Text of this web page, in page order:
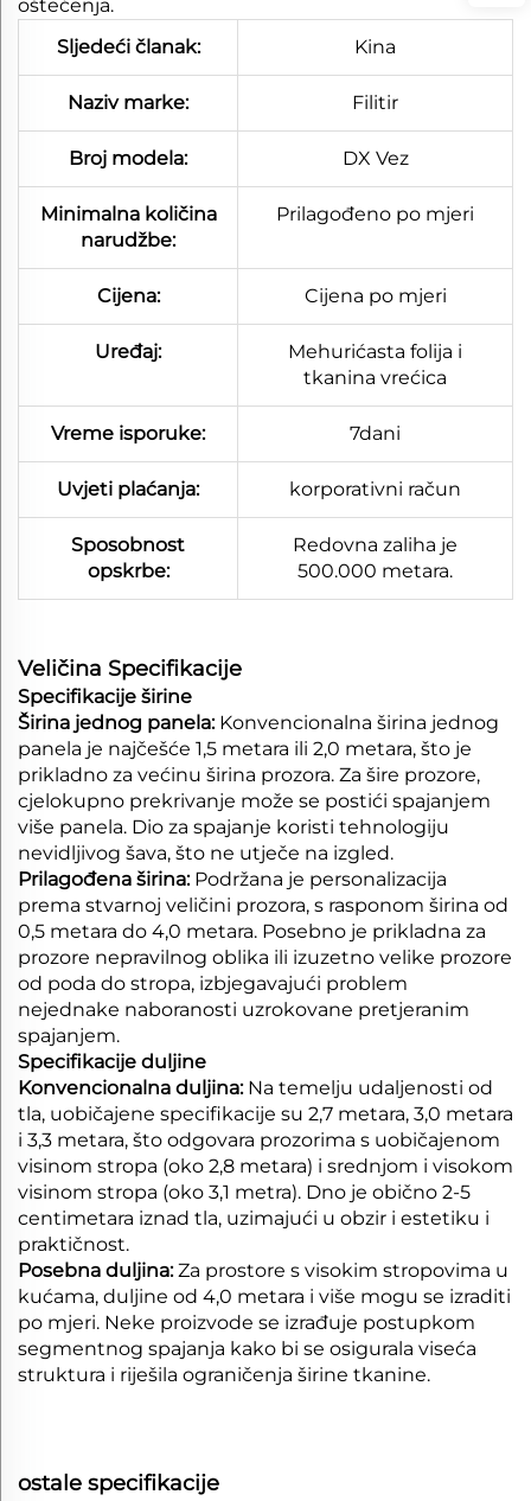
oštećenja.​
Sljedeći članak:
Kina
Naziv marke: Filitir
Broj modela: DX Vez
Minimalna količina
narudžbe:
Prilagođeno po mjeri
Cijena: Cijena po mjeri
Uređaj:
Mehurićasta folija i
tkanina vrećica
Vreme isporuke: 7dani
Uvjeti plaćanja: korporativni račun
Sposobnost
opskrbe:
Redovna zaliha je
500.000 metara.
Veličina Specifikacije
Specifikacije širine​
Širina jednog panela: Konvencionalna širina jednog
panela je najčešće 1,5 metara ili 2,0 metara, što je
prikladno za većinu širina prozora. Za šire prozore,
cjelokupno prekrivanje može se postići spajanjem
više panela. Dio za spajanje koristi tehnologiju
nevidljivog šava, što ne utječe na izgled.
Prilagođena širina: Podržana je personalizacija
prema stvarnoj veličini prozora, s rasponom širina od
0,5 metara do 4,0 metara. Posebno je prikladna za
prozore nepravilnog oblika ili izuzetno velike prozore
od poda do stropa, izbjegavajući problem
nejednake naboranosti uzrokovane pretjeranim
spajanjem.
Specifikacije duljine
Konvencionalna duljina: Na temelju udaljenosti od
tla, uobičajene specifikacije su 2,7 metara, 3,0 metara
i 3,3 metara, što odgovara prozorima s uobičajenom
visinom stropa (oko 2,8 metara) i srednjom i visokom
visinom stropa (oko 3,1 metra). Dno je obično 2-5
centimetara iznad tla, uzimajući u obzir i estetiku i
praktičnost.
Posebna duljina:Za prostore s visokim stropovima u
kućama, duljine od 4,0 metara i više mogu se izraditi
po mjeri. Neke proizvode se izrađuje postupkom
segmentnog spajanja kako bi se osigurala viseća
struktura i riješila ograničenja širine tkanine.
ostale specifikacije